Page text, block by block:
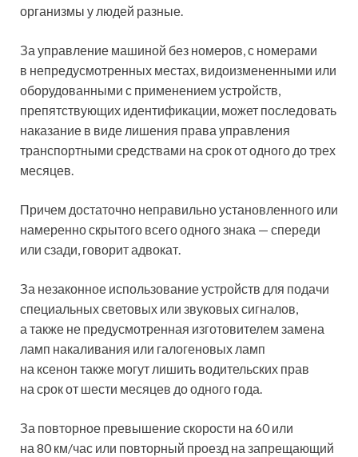
организмы у людей разные.
За управление машиной без номеров, с номерами
в непредусмотренных местах, видоизмененными или
оборудованными с применением устройств,
препятствующих идентификации, может последовать
наказание в виде лишения права управления
транспортными средствами на срок от одного до трех
месяцев.
Причем достаточно неправильно установленного или
намеренно скрытого всего одного знака — спереди
или сзади, говорит адвокат.
За незаконное использование устройств для подачи
специальных световых или звуковых сигналов,
а также не предусмотренная изготовителем замена
ламп накаливания или галогеновых ламп
на ксенон также могут лишить водительских прав
на срок от шести месяцев до одного года.
За повторное превышение скорости на 60 или
на 80 км/час или повторный проезд на запрещающий